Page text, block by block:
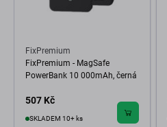
FixPremium
FixPremium - MagSafe
PowerBank 10 000mAh, černá
507 Kč
SKLADEM 10+ ks